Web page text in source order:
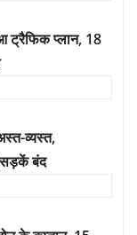
ट्रैफिक प्लान, 18
व्यस्त,
बंद